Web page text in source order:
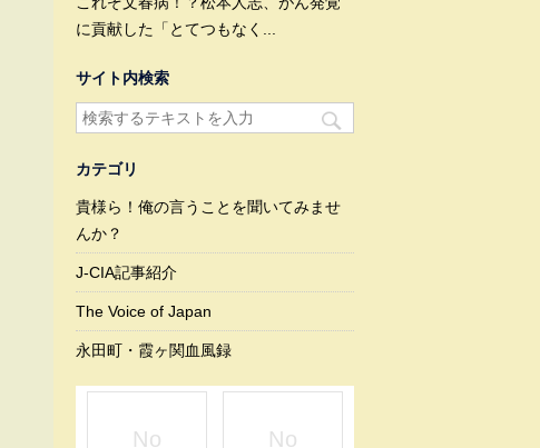
に貢献した「とてつもなく...
サイト内検索
カテゴリ
貴様ら！俺の言うことを聞いてみませ
んか？
J-CIA記事紹介
The Voice of Japan
永田町・霞ヶ関血風録